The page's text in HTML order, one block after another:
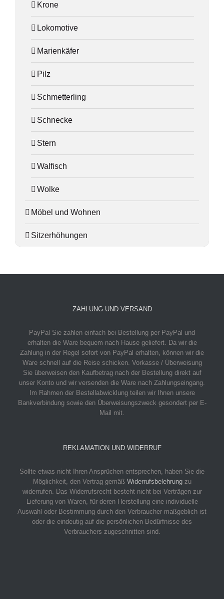
Krone
Lokomotive
Marienkäfer
Pilz
Schmetterling
Schnecke
Stern
Walfisch
Wolke
Möbel und Wohnen
Sitzerhöhungen
ZAHLUNG UND VERSAND
PayPal Sie zahlen einfach bei Bestellung per PayPal und
erhalten die Ware bequem nach Hause geliefert. Da wir die
Zahlung in der Regel sofort von PayPal erhalten, können wir die
Ware schnell auf die Reise schicken. Vorkasse / Überweisung
Sie überweisen den Kaufbetrag nach der Bestellung direkt auf
unser Konto und wir versenden die Ware nach Zahlungseingang.
Im Rahmen der Bestellabwicklung teilen wir Ihnen unsere
Bankverbindung sowie den Überweisungszweck gesondert per E-
Mail mit.
REKLAMATION UND WIDERRUF
Sollte etwas nicht Ihren Ansprüchen entsprechen, haben Sie die
Möglichkeit, den Vertrag gemäß Widerrufsbelehrungzu
widerrufen. Das Widerrufsrecht besteht nicht bei Verträgen zur
Lieferung von Waren, für deren Herstellung eine individuelle
Auswahl oder Bestimmung durch den Verbraucher maßgeblich ist
oder die eindeutig auf die persönlichen Bedürfnisse des
Verbrauchers zugeschnitten sind.